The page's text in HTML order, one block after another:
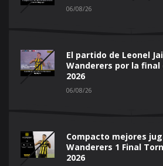
06/08/26
El partido de Leonel
Wanderers por la
2026
06/08/26
Compacto mejores
Wanderers 1 Final
2026